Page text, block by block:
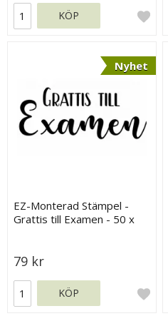
KÖP
Nyhet
EZ-Monterad Stämpel -
Grattis till Examen - 50 x
79 kr
KÖP